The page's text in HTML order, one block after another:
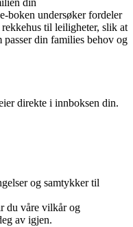
din
boken undersøker fordeler
til leiligheter, slik at
din families behov og
direkte i innboksen din.
og samtykker til
du våre vilkår og
av igjen.